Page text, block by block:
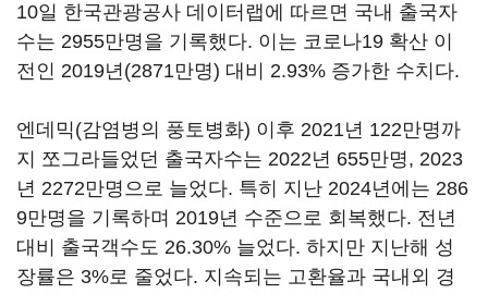
10일 한국관광공사 데이터랩에 따르면 국내 출국자
수는 2955만명을 기록했다. 이는 코로나19 확산 이
전인 2019년(2871만명) 대비 2.93% 증가한 수치다.
엔데믹(감염병의 풍토병화) 이후 2021년 122만명까
지 쪼그라들었던 출국자수는 2022년 655만명, 2023
년 2272만명으로 늘었다. 특히 지난 2024년에는 286
9만명을 기록하며 2019년 수준으로 회복했다. 전년
대비 출국객수도 26.30% 늘었다. 하지만 지난해 성
장률은 3%로 줄었다. 지속되는 고환율과 국내외 경